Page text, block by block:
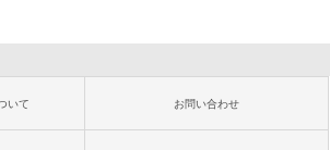
いて お問い合わせ